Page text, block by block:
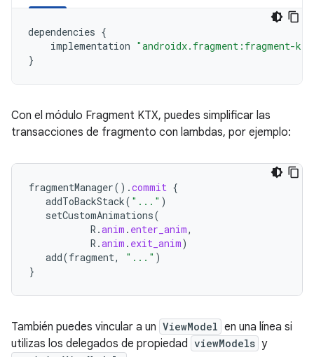
dependencies {
implementation "androidx.fragment:fragment-
}
Con el módulo Fragment KTX, puedes simplificar las
transacciones de fragmento con lambdas, por ejemplo:
fragmentManager().commit {
addToBackStack( "..." )
setCustomAnimations(
R .anim . enter_anim,
R .anim . exit_anim)
add(fragment, "..." )
}
También puedes vincular a un ViewModel en una línea si
utilizas los delegados de propiedad viewModels y